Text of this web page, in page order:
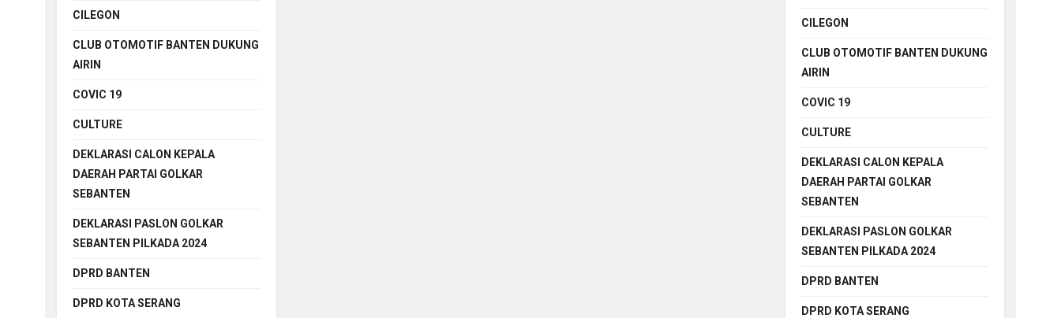
CILEGON
CLUB OTOMOTIF BANTEN DUKUNG
AIRIN
COVIC 19
CULTURE
DEKLARASI CALON KEPALA
DAERAH PARTAI GOLKAR
SEBANTEN
DEKLARASI PASLON GOLKAR
SEBANTEN PILKADA 2024
DPRD BANTEN
DPRD KOTA SERANG
CILEGON
CLUB OTOMOTIF BANTEN DUKUNG
AIRIN
COVIC 19
CULTURE
DEKLARASI CALON KEPALA
DAERAH PARTAI GOLKAR
SEBANTEN
DEKLARASI PASLON GOLKAR
SEBANTEN PILKADA 2024
DPRD BANTEN
DPRD KOTA SERANG